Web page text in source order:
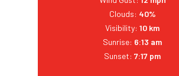
Clouds: 40%
Visibility: 10 km
Sunrise: 6:13 am
Sunset: 7:17 pm